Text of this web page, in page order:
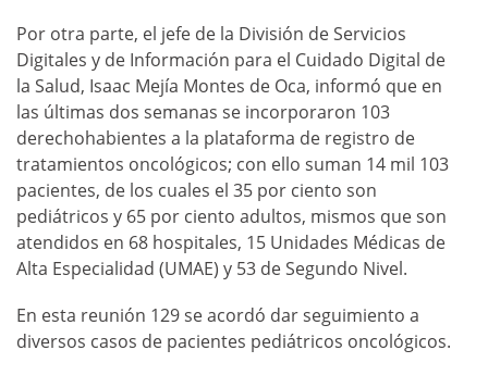
Por otra parte, el jefe de la División de Servicios
Digitales y de Información para el Cuidado Digital de
la Salud, Isaac Mejía Montes de Oca, informó que en
las últimas dos semanas se incorporaron 103
derechohabientes a la plataforma de registro de
tratamientos oncológicos; con ello suman 14 mil 103
pacientes, de los cuales el 35 por ciento son
pediátricos y 65 por ciento adultos, mismos que son
atendidos en 68 hospitales, 15 Unidades Médicas de
Alta Especialidad (UMAE) y 53 de Segundo Nivel.
En esta reunión 129 se acordó dar seguimiento a
diversos casos de pacientes pediátricos oncológicos.